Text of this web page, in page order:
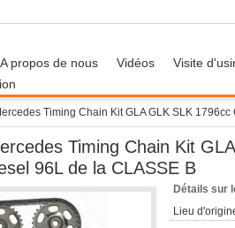
A propos de nous Vidéos Visite
Timing Chain Kit GLA GLK SLK
Timing Chain Kit
96L de la CLASSE B
Détails sur
Lieu